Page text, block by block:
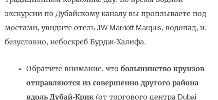
экскурсии по Дубайскому каналу вы проплываете под
мостами, увидите отель JW Marriott Marquis, водопад, и,
безусловно, небоскреб Бурдж-Халифа.
Обратите внимание, что большинство круизов
отправляются из совершенно другого района
вдоль Дубай-Крик (от торгового центра Dubai